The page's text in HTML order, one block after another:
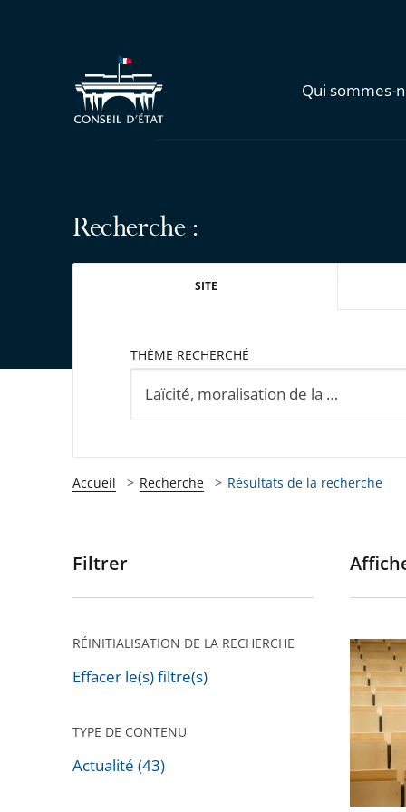
Qui sommes-
Recherche :
SITE
THÈME RECHERCHÉ
Accueil Recherche Résultats de la recherche
Passer
pour
après
Filtrer
RÉINITIALISATION DE LA RECHERCHE
Effacer le(s) filtre(s)
TYPE DE CONTENU
Actualité (43)
violente
de
faculté
de